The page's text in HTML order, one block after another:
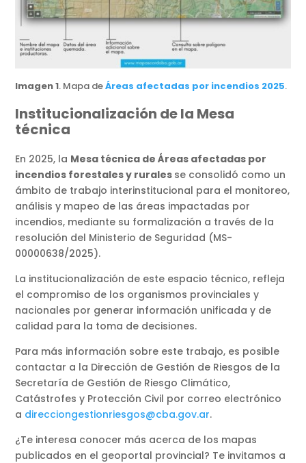
Imagen 1. Mapa deÁreas afectadas por incendios 2025.
Institucionalización de la Mesa
técnica
En 2025, la Mesa técnica de Áreas afectadas por
incendios forestales y rurales se consolidó como un
ámbito de trabajo interinstitucional para el monitoreo,
análisis y mapeo de las áreas impactadas por
incendios, mediante su formalización a través de la
resolución del Ministerio de Seguridad (MS-
00000638/2025).
La institucionalización de este espacio técnico, refleja
el compromiso de los organismos provinciales y
nacionales por generar información unificada y de
calidad para la toma de decisiones.
Para más información sobre este trabajo, es posible
contactar a la Dirección de Gestión de Riesgos de la
Secretaría de Gestión de Riesgo Climático,
Catástrofes y Protección Civil por correo electrónico
a direcciongestionriesgos@cba.gov.ar.
¿Te interesa conocer más acerca de los mapas
publicados en el geoportal provincial? Te invitamos a